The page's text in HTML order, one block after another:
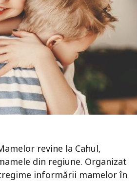
revine la Cahul,
din regiune. Organizat
informării mamelor în